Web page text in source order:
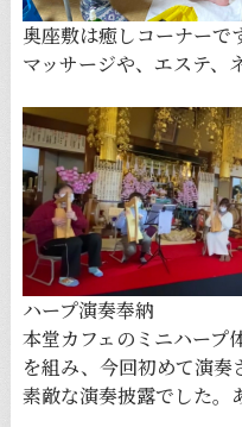
奥座敷は癒しコーナーです
マッサージや、エステ、
ハープ演奏奉納
本堂カフェのミニハープ
を組み、今回初めて演奏
素敵な演奏披露でした。